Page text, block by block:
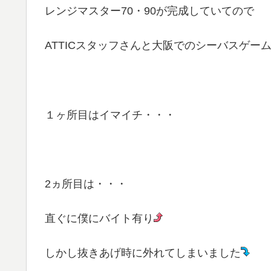
レンジマスター70・90が完成していてので
ATTICスタッフさんと大阪でのシーバスゲー
１ヶ所目はイマイチ・・・
2ヵ所目は・・・
直ぐに僕にバイト有り
しかし抜きあげ時に外れてしまいました